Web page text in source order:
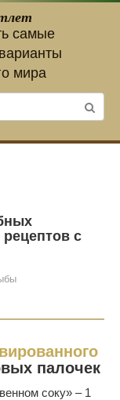
самые
мира
с
палочек
соку» – 1